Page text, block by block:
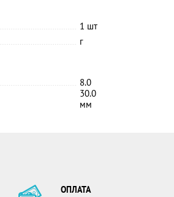
1 шт
г
8.0
30.0
мм
ОПЛАТА